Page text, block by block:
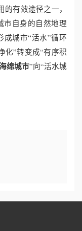
有效途径之一，
市自身的自然地理
成城市“活水”循环
化”转变成“有序积
绵城市”向“活水城